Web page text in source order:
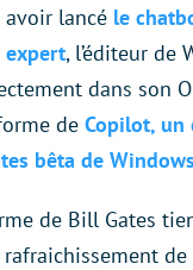
lancé le
expert, l’éditeur de
dans son
de Copilot,
bêta de
de Bill Gates
rafraichissement